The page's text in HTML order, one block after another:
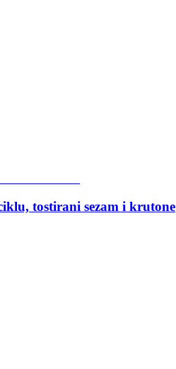
tostirani sezam i krutone